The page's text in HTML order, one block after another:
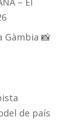
Gàmbia 📸
de país